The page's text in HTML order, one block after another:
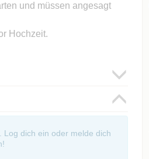
und müssen angesagt
Hochzeit.
Log dich ein oder melde dich